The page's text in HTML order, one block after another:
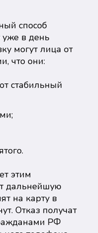
способ
в день
могут лица от
что они:
стабильный
этим
дальнейшую
на карту в
Отказ получат
РФ